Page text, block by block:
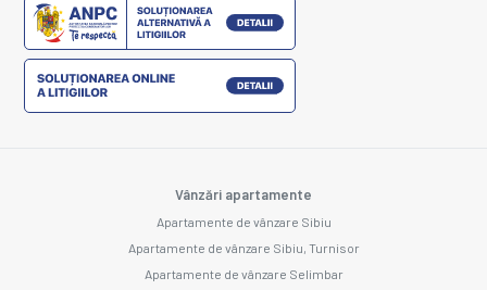
Vânzări apartamente
Apartamente de vânzare Sibiu
Apartamente de vânzare Sibiu, Turnisor
Apartamente de vânzare Selimbar